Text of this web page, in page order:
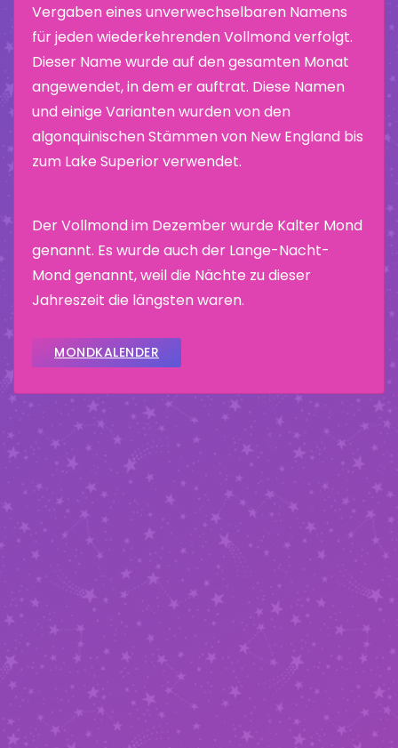
Vergaben eines unverwechselbaren Namens
für jeden wiederkehrenden Vollmond verfolgt.
Dieser Name wurde auf den gesamten Monat
angewendet, in dem er auftrat. Diese Namen
und einige Varianten wurden von den
algonquinischen Stämmen von New England bis
zum Lake Superior verwendet.
Der Vollmond im Dezember wurde Kalter Mond
genannt. Es wurde auch der Lange-Nacht-
Mond genannt, weil die Nächte zu dieser
Jahreszeit die längsten waren.
MONDKALENDER